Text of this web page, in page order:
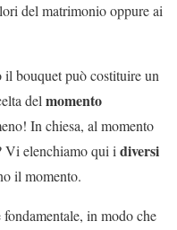
del matrimonio oppure ai
bouquet può costituire un
del momento
In chiesa, al momento
Vi elenchiamo qui i diversi
il momento.
in modo che